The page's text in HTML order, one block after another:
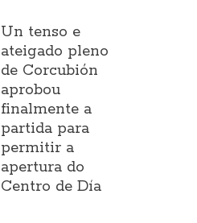
Un tenso e
ateigado pleno
de Corcubión
aprobou
finalmente a
partida para
permitir a
apertura do
Centro de Día